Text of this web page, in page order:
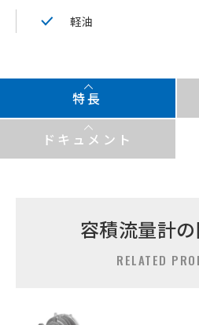
軽油
特長
ドキュメント
容積流量計
RELATED